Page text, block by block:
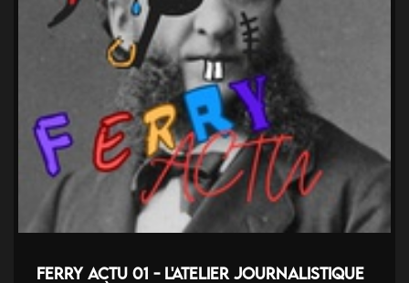
Ferry Actu 01 - L'atelier journalistique